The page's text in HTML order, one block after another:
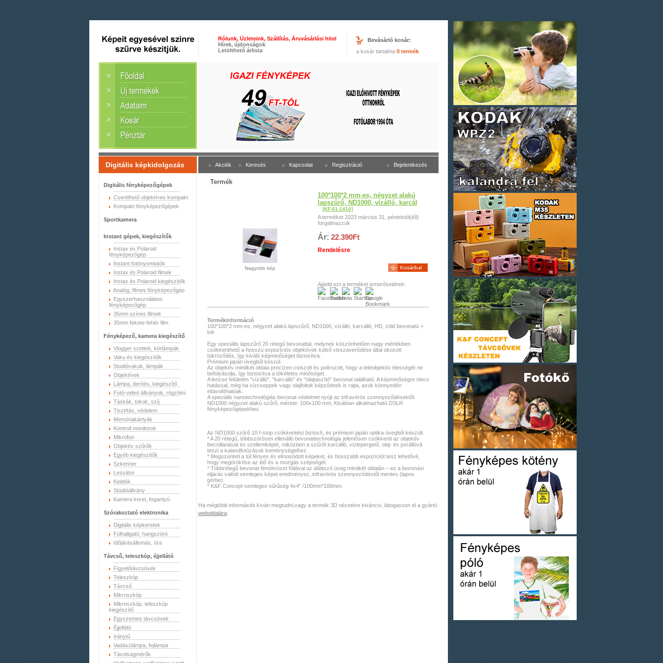
Rólunk, Üzleteink, Szállítás, Áruvásárlási hitel
Hírek, újdonságok
Letölthető árlista
Bevásárló kosár:
a kosár tartalma 0 termék
Digitális képkidolgozás
Digitális fényképezőgépek
Cserélhető objektíves kompakt
Kompakt fényképezőgépek
Sportkamera
Instant gépek, kiegészítők
Instax és Polaroid
fényképezőgép
Instant fotónyomtatók
Instax és Polaroid filmek
Instax és Polaroid kiegészítők
Analóg, filmes fényképezőgép
Egyszerhasználatos
fényképezőgép
35mm színes filmek
35mm fekete-fehér film
Fényképező, kamera kiegészítő
Vlogger szettek, körlámpák
Vaku és kiegészítők
Studióvakuk, lámpák
Objektívek
Lámpa, derítés, kiegészítő
Fotó-videó állványok, rögzítés
Táskák, tokok, szíj
Tisztítás, védelem
Memóriakártyák
Kontroll monitorok
Mikrofon
Objektív szűrők
Egyéb kiegészítők
Szkenner
Lessátor
Kioldók
Stúdióállvány
Kamera keret, fogantyú
Szórakoztató elektronika
Digitális képkeretek
Fülhallgató, hangszóró
Időjárásállomás, óra
Távcső, teleszkóp, éjjellátó
Figyelőtávcsövek
Teleszkóp
Távcső
Mikroszkóp
Mikroszkóp, teleszkóp
kiegészítő
Egyszemes távcsövek
Éjjellátó
Iránytű
Vadászlámpa, fejlámpa
Távolságmérők
Akciók Keresés Kapcsolat Regisztráció Bejelentkezés
Termék
Nagyobb kép
100*100*2 mm-es, négyzet alakú
lapszűrő, ND1000, vízálló, karcál
[KF-01-1410]
A terméket 2023 március 31, péntektól(től)
forgalmazzuk
Ár: 22.390Ft
Rendelésre
Ajánld ezt a terméket ismerőseidnek:
Termékinformáció
100*100*2 mm-es, négyzet alakú lapszűrő, ND1000, vízálló, karcálló, HD, zöld bevonatú +
tok
Egy speciális lapszűrő 20 rétegű bevonattal, melynek köszönhetően nagy mértékben
csökkenthető a hosszú expozíciós objektívek külső visszaverődése által okozott
tükröződés, így kiváló képminőséget biztosítva.
Prémium japán üvegből készül.
Az objektív mindkét oldala precízen csiszolt és polírozott, hogy a teleobjektív élességét ne
befolyásolja, így biztosítva a tökéletes minőséget.
A lencse felületén "vízálló", "karcálló" és "olajtaszító" bevonat található. A képminőségre nincs
hatással, még ha vízcseppek vagy olajfoltok képződnek is rajta, azok könnyedén
eltávolíthatóak.
A speciális nanotechnológiás bevonat védelmet nyújt az infravörös szennyeződésektől.
ND1000 négyzet alakú szűrő, mérete: 100x100 mm, Kiválóan alkalmazható DSLR
fényképezőgépekhez.
Az ND1000 szűrő 10 f-stop csökkentést biztosít, és prémium japán optika üvegből készült.
* A 20 rétegű, többszörösen ellenálló bevonattechnológia jelentősen csökkenti az objektív
becsillanását és szellemképét, miközben a szűrőt karcálló, vízlepergető, olaj- és porállóvá
teszi a kalandfotózások keménységeihez.
* Megszünteti a túl fényes és elmosódott képeket, és hosszabb expozíciót tesz lehetővé,
hogy megörökítse az idő és a mozgás szépségét.
* Többrétegű bevonat fémötvözet fóliával az átlátszó üveg mindkét oldalán – ez a bevonási
eljárás valódi semleges képet eredményez, infravörös szennyeződéstől mentes (lapos
görbe).
* K&F Concept semleges sűrűség 4x4" /100mm*100mm.
Ha mégtöbb információt kíván megtudni,vagy a termék 3D nézetére kiváncsi, látogasson el a gyártó
weboldalára.